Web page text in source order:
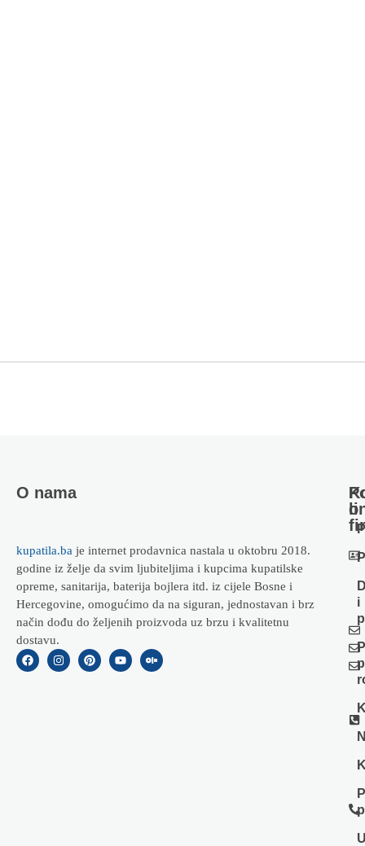
O nama
kupatila.ba je internet prodavnica nastala u oktobru 2018.
godine iz želje da svim ljubiteljima i kupcima kupatilske
opreme, sanitarija, baterija bojlera itd. iz cijele Bosne i
Hercegovine, omogućimo da na siguran, jednostavan i brz
način dođu do željenih proizvoda uz brzu i kvalitetnu
dostavu.
i
o